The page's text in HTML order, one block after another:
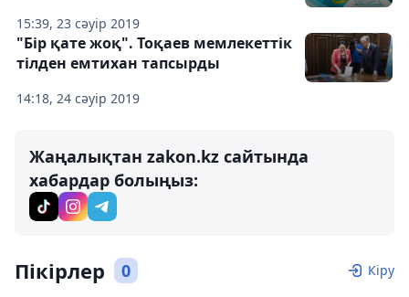
15:39, 23 сәуір 2019
14:18, 24 сәуір 2019
"Бір қате жоқ". Тоқаев мемлекеттік
тілден емтихан тапсырды
Жаңалықтан zakon.kz сайтында
хабардар болыңыз:
Пікірлер 0 Кіру